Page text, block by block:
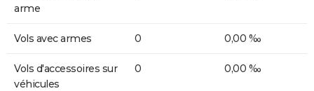
arme
Vols avec armes 0 0,00 ‰
Vols d'accessoires sur
véhicules
0 0,00 ‰